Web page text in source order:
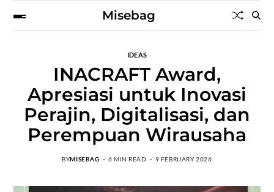
Misebag
IDEAS
INACRAFT Award,
Apresiasi untuk Inovasi
Perajin, Digitalisasi, dan
Perempuan Wirausaha
BYMISEBAG 6 MIN READ 9 FEBRUARY 2026